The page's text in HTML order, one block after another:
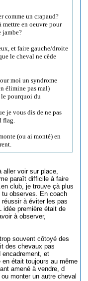
comme un crapaud?
mettre en oeuvre pour
jambe?
et faire gauche/droite
le cheval ne cède
moi un syndrome
élimine pas mal)
le pourquoi du
je vous dis de ne pas
flag.
(ou ai monté) en
aller voir sur place,
paraît difficile à faire
club, je trouve çà plus
observes. En coach
à éviter les pas
idée première était de
à observer,
souvent côtoyé des
des chevaux pas
encadrement, et
était toujours au même
amené à vendre, d
monter un autre cheval